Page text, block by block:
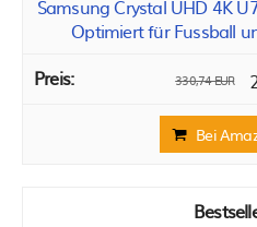
Samsung Crystal UHD 4K
Optimiert für Fussball
330,74 EUR
Bei